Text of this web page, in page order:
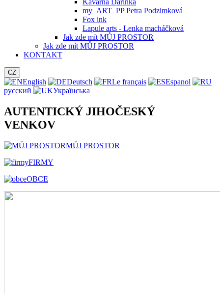
Kavárna Darinka
my_ART_PP Petra Podzimková
Fox ink
Lapule arts - Lenka macháčková
Jak zde mít MŮJ PROSTOR
Jak zde mít MŮJ PROSTOR
KONTAKT
CZ
English Deutsch Le français
Espanol
русский
Українська
AUTENTICKÝ JIHOČESKÝ
VENKOV
MŮJ PROSTOR
FIRMY
OBCE